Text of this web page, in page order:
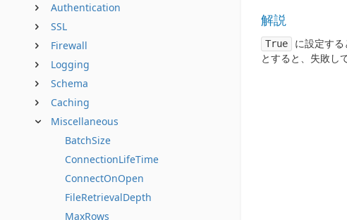
Authentication
SSL
Firewall
Logging
Schema
Caching
Miscellaneous
BatchSize
ConnectionLifeTime
ConnectOnOpen
FileRetrievalDepth
MaxRows
解説
True
に設定する
とすると、失敗し